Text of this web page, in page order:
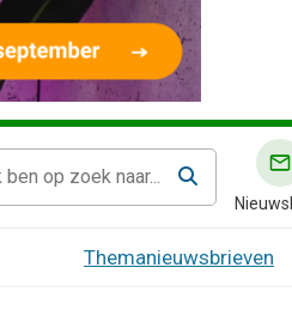
Themanieuwsbrieven